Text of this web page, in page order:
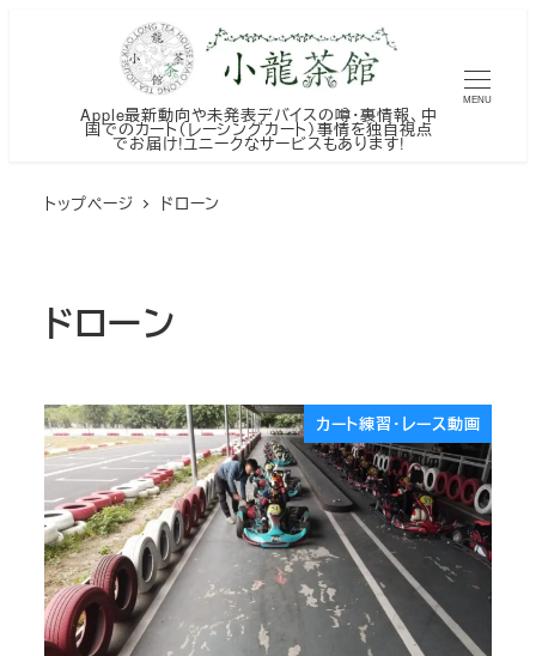
Apple最新動向や未発表デバイスの噂・裏情報、中
国でのカート（レーシングカート）事情を独自視点
でお届け!ユニークなサービスもあります!
MENU
トップページ ドローン
ドローン
カート練習・レース動画